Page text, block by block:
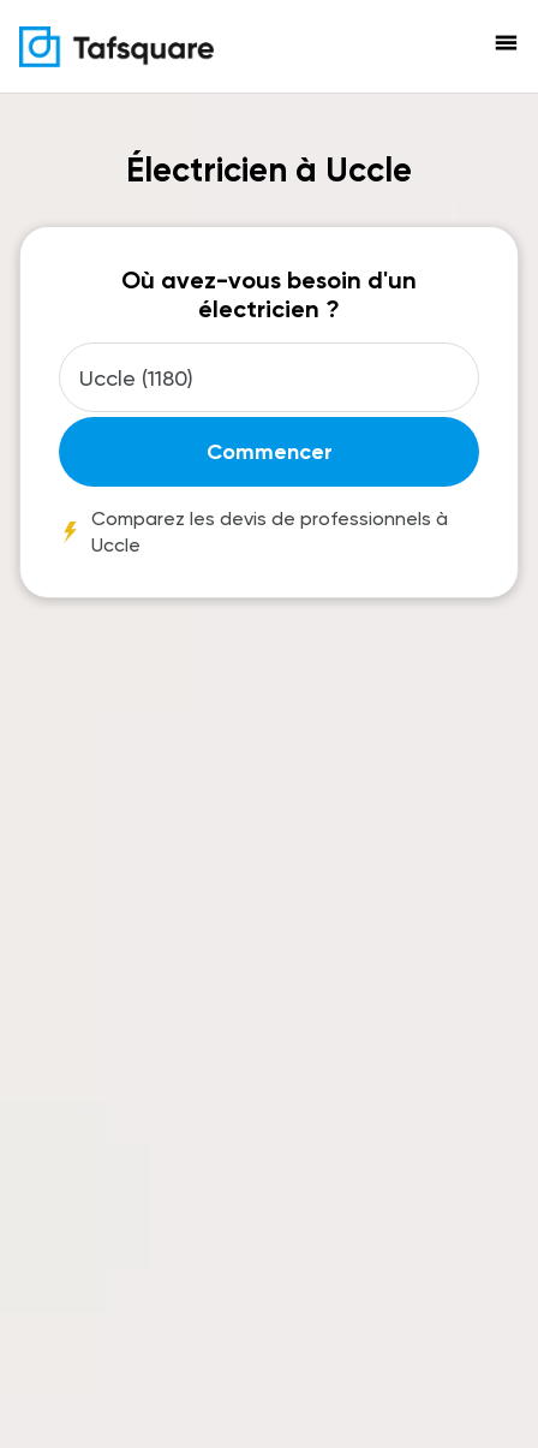
menu
Électricien à Uccle
Où avez-vous besoin d'un
électricien ?
Commencer
Comparez les devis de professionnels à
Uccle